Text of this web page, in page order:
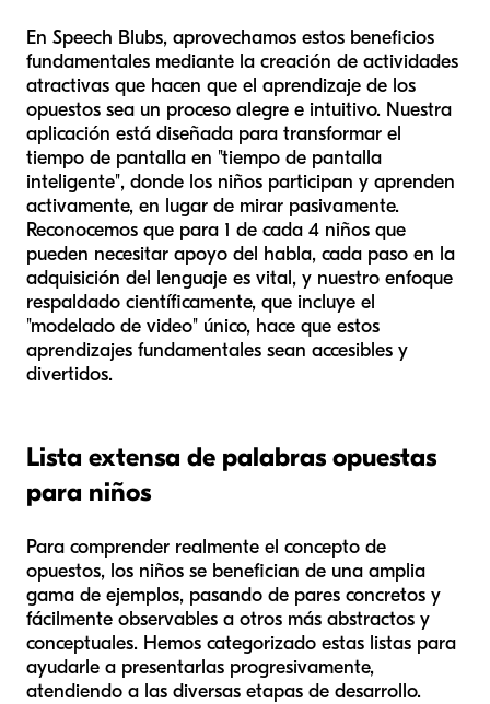
En Speech Blubs, aprovechamos estos beneficios
fundamentales mediante la creación de actividades
atractivas que hacen que el aprendizaje de los
opuestos sea un proceso alegre e intuitivo. Nuestra
aplicación está diseñada para transformar el
tiempo de pantalla en "tiempo de pantalla
inteligente", donde los niños participan y aprenden
activamente, en lugar de mirar pasivamente.
Reconocemos que para 1 de cada 4 niños que
pueden necesitar apoyo del habla, cada paso en la
adquisición del lenguaje es vital, y nuestro enfoque
respaldado científicamente, que incluye el
"modelado de video" único, hace que estos
aprendizajes fundamentales sean accesibles y
divertidos.
Lista extensa de palabras opuestas
para niños
Para comprender realmente el concepto de
opuestos, los niños se benefician de una amplia
gama de ejemplos, pasando de pares concretos y
fácilmente observables a otros más abstractos y
conceptuales. Hemos categorizado estas listas para
ayudarle a presentarlas progresivamente,
atendiendo a las diversas etapas de desarrollo.